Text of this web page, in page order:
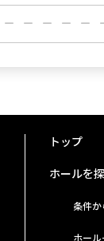
トップ
ホールを
条件
ホール